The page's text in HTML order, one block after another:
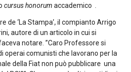
cursus honorum accademico .
de ‘La Stampa’, il compianto Arrigo
autore di un articolo in cui si
notare. ”Caro Professore si
operai comunisti che lavorano per la
della Fiat non può pubblicare una